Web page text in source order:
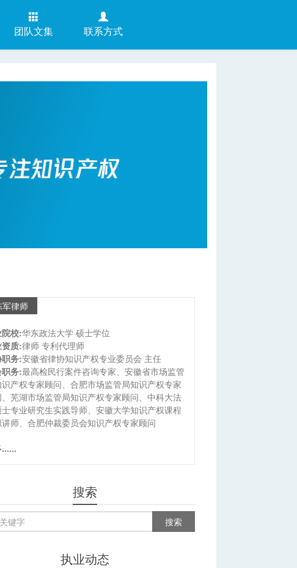
团队文集 联系方式
军律师
校:华东政法大学 硕士学位
质:律师 专利代理师
务:安徽省律协知识产权专业委员会 主任
务:最高检民行案件咨询专家、安徽省市场监管
识产权专家顾问、合肥市场监管局知识产权专家
、芜湖市场监管局知识产权专家顾问、中科大法
专业研究生实践导师、安徽大学知识产权课程
师、合肥仲裁委员会知识产权专家顾问
搜索
执业动态